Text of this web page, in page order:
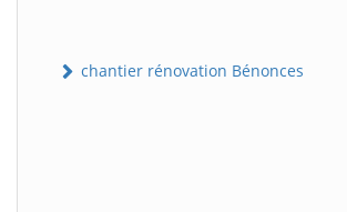
chantier rénovation Bénonces